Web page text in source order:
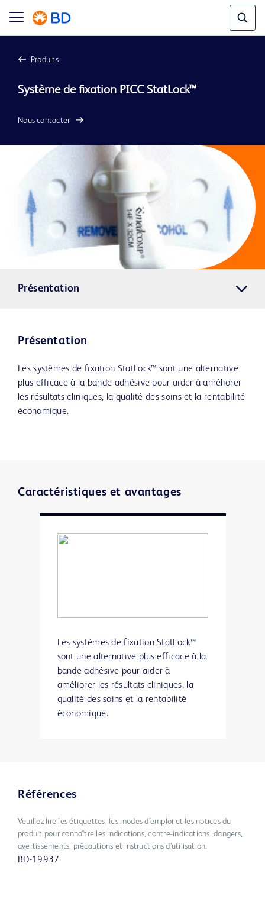
Produits
Système de fixation PICC StatLock™
Nous contacter
Présentation
Présentation
Les systèmes de fixation StatLock™ sont une alternative
plus efficace à la bande adhésive pour aider à améliorer
les résultats cliniques, la qualité des soins et la rentabilité
économique.
Caractéristiques et avantages
Les systèmes de fixation StatLock™
sont une alternative plus efficace à la
bande adhésive pour aider à
améliorer les résultats cliniques, la
qualité des soins et la rentabilité
économique.
Références
Veuillez lire les étiquettes, les modes d’emploi et les notices du
produit pour connaître les indications, contre-indications, dangers,
avertissements, précautions et instructions d’utilisation.
BD-19937